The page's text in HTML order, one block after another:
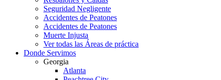
Seguridad Negligente
Accidentes de Peatones
Accidentes de Peatones
Muerte Injusta
Ver todas las Áreas de práctica
Donde Servimos
Georgia
Atlanta